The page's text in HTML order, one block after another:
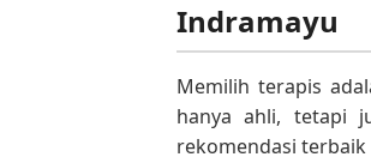
Indramayu
Memilih terapis
hanya ahli, tetapi
rekomendasi terbaik